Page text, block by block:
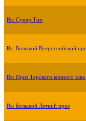
Re: Супер Тип
Re: Большой Всероссийский
Re: Приз Терского конного
Re: Большой Летний приз